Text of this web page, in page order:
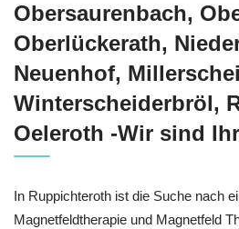
Obersaurenbach,
Oberlückerath,
Neuenhof,
Winterscheiderbröl,
Oeleroth -Wir sind
In Ruppichteroth ist die Suche nach
Magnetfeldtherapie und Magnetfeld